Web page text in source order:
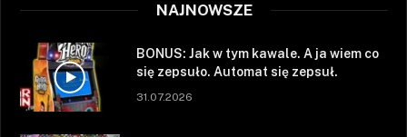
NAJNOWSZE
BONUS: Jak w tym kawale. A ja wiem co
się zepsuło. Automat się zepsuł.
31.07.2026